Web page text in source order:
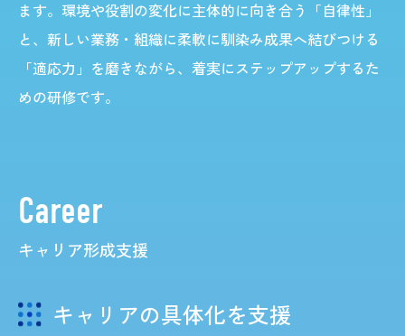
ます。環境や役割の変化に主体的に向き合う「自律性」
と、新しい業務・組織に柔軟に馴染み成果へ結びつける
「適応力」を磨きながら、着実にステップアップするた
めの研修です。
Career
キャリア形成支援
キャリアの具体化を支援